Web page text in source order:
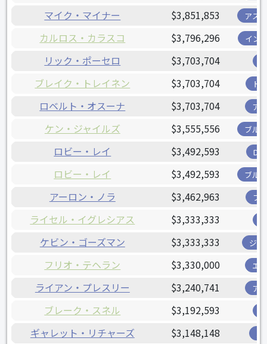
マイク・マイナー $3,851,853 アス
カルロス・カラスコ $3,796,296 イン
リック・ポーセロ $3,703,704
ブレイク・トレイネン $3,703,704 ド
ロベルト・オスーナ $3,703,704 ア
ケン・ジャイルズ $3,555,556 ブル
ロビー・レイ $3,492,593 D
ロビー・レイ $3,492,593 ブル
アーロン・ノラ $3,462,963 フ
ライセル・イグレシアス $3,333,333
ケビン・ゴーズマン $3,333,333 ジャ
フリオ・テヘラン $3,330,000 エ
ライアン・プレスリー $3,240,741 ア
ブレーク・スネル $3,192,593
ギャレット・リチャーズ $3,148,148